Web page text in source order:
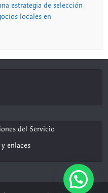
estrategia de selección
locales en
del Servicio
enlaces